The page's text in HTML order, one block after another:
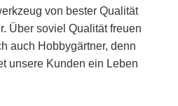
von bester Qualität
Über soviel Qualität freuen
auch Hobbygärtner, denn
unsere Kunden ein Leben